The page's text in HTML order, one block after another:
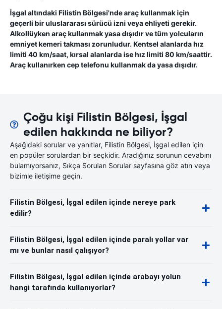
İşgal altındaki Filistin Bölgesi'nde araç kullanmak için
geçerli bir uluslararası sürücü izni veya ehliyeti gerekir.
Alkollüyken araç kullanmak yasa dışıdır ve tüm yolcuların
emniyet kemeri takması zorunludur. Kentsel alanlarda hız
limiti 40 km/saat, kırsal alanlarda ise hız limiti 80 km/saattir.
Araç kullanırken cep telefonu kullanmak da yasa dışıdır.
Çoğu kişi Filistin Bölgesi, İşgal
edilen hakkında ne biliyor?
Aşağıdaki sorular ve yanıtlar, Filistin Bölgesi, İşgal edilen için
en popüler sorulardan bir seçkidir. Aradığınız sorunun cevabını
bulamıyorsanız, Sıkça Sorulan Sorular sayfasına göz atın veya
bizimle iletişime geçin.
Filistin Bölgesi, İşgal edilen içinde nereye park
edilir?
Filistin Bölgesi, İşgal edilen içinde paralı yollar var
mı ve bunlar nasıl çalışıyor?
Filistin Bölgesi, İşgal edilen içinde arabayı yolun
hangi tarafında kullanıyorlar?